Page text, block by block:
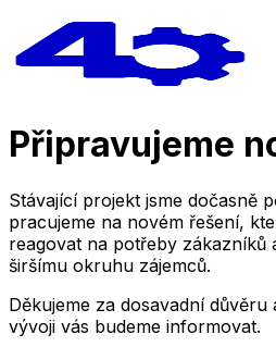
Připravujeme
Stávající projekt jsme dočasně
pracujeme na novém řešení,
reagovat na potřeby zákazníků
širšímu okruhu zájemců.
Děkujeme za dosavadní důvěru
vývoji vás budeme informovat.